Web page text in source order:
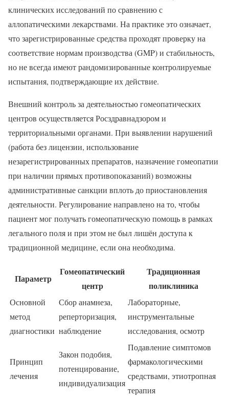
клинических исследований по сравнению с
аллопатическими лекарствами. На практике это означает,
что зарегистрированные средства проходят проверку на
соответствие нормам производства (GMP) и стабильность,
но не всегда имеют рандомизированные контролируемые
испытания, подтверждающие их действие.
Внешний контроль за деятельностью гомеопатических
центров осуществляется Росздравнадзором и
территориальными органами. При выявлении нарушений
(работа без лицензии, использование
незарегистрированных препаратов, назначение гомеопатии
при наличии прямых противопоказаний) возможны
административные санкции вплоть до приостановления
деятельности. Регулирование направлено на то, чтобы
пациент мог получать гомеопатическую помощь в рамках
легального поля и при этом не был лишён доступа к
традиционной медицине, если она необходима.
Параметр
Гомеопатический
центр
Традиционная
поликлиника
Основной
метод
диагностики
Сбор анамнеза,
реперторизация,
наблюдение
Лабораторные,
инструментальные
исследования, осмотр
Принцип
лечения
Закон подобия,
потенцирование,
индивидуализация
Подавление симптомов
фармакологическими
средствами, этиотропная
терапия